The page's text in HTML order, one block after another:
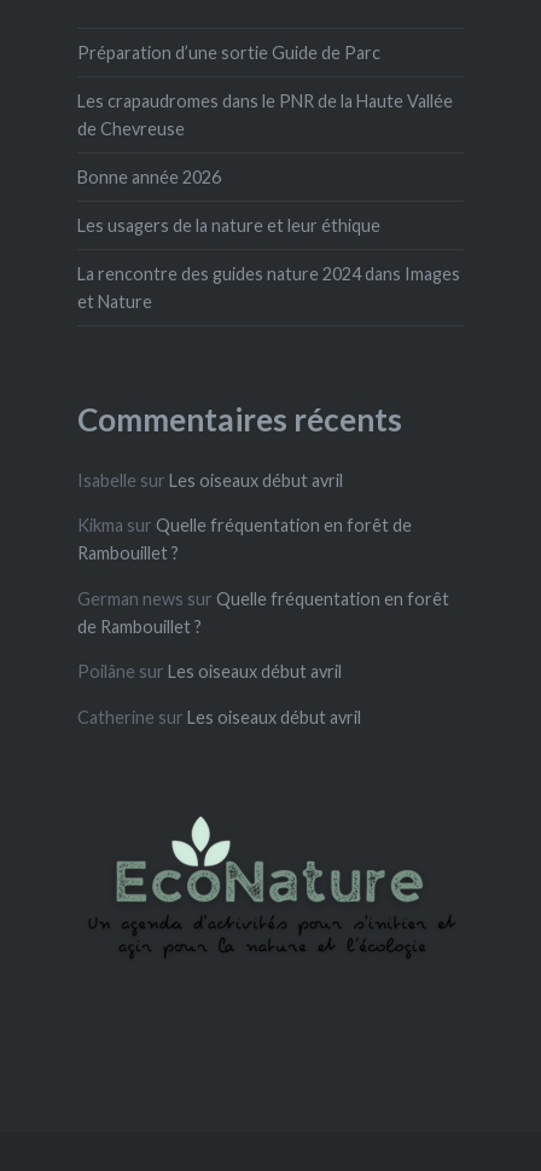
Préparation d’une sortie Guide de Parc
Les crapaudromes dans le PNR de la Haute Vallée
de Chevreuse
Bonne année 2026
Les usagers de la nature et leur éthique
La rencontre des guides nature 2024 dans Images
et Nature
Commentaires récents
Isabelle sur Les oiseaux début avril
Kikma sur Quelle fréquentation en forêt de
Rambouillet ?
German news sur Quelle fréquentation en forêt
de Rambouillet ?
Poilâne sur Les oiseaux début avril
Catherine sur Les oiseaux début avril